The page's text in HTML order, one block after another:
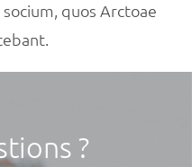
quos Arctoae
?